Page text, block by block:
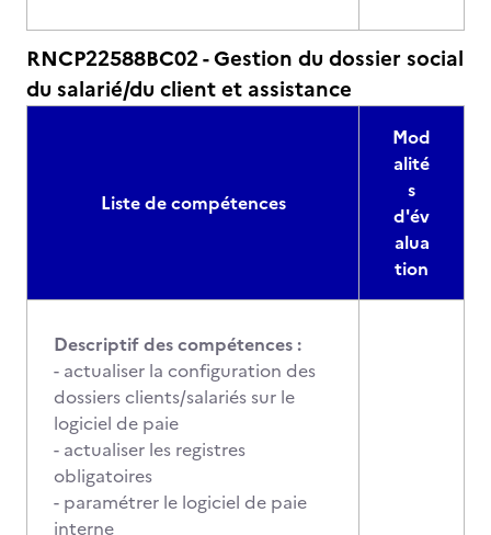
RNCP22588BC02 - Gestion du dossier social
du salarié/du client et assistance
Liste de compétences
Mod
alité
s
d'év
alua
tion
Descriptif des compétences :
- actualiser la configuration des
dossiers clients/salariés sur le
logiciel de paie
- actualiser les registres
obligatoires
- paramétrer le logiciel de paie
interne